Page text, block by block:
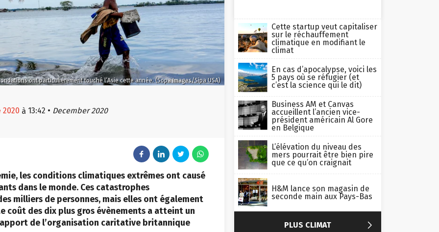
ont particulièrement touché l’Asie cette année. (Sopa Images/Sipa USA)
2020 à 13:42 • December 2020
les conditions climatiques extrêmes ont causé
dans le monde. Ces catastrophes
milliers de personnes, mais elles ont également
coût des dix plus gros évènements a atteint un
de l’organisation caritative britannique
Cette startup veut capitaliser
sur le réchauffement
climatique en modifiant le
climat
En cas d’apocalypse, voici les
5 pays où se réfugier (et
c’est la science qui le dit)
Business AM et Canvas
accueillent l’ancien vice-
président américain Al Gore
en Belgique
L’élévation du niveau des
mers pourrait être bien pire
que ce qu’on craignait
H&M lance son magasin de
seconde main aux Pays-Bas
PLUS CLIMAT 